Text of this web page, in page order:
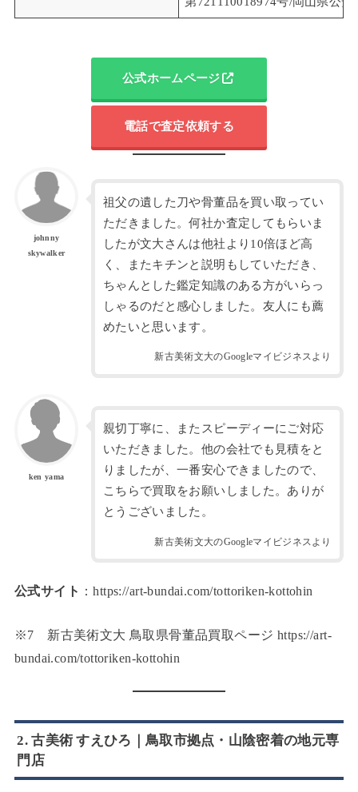
公式ホームページ
電話で査定依頼する
johnny
skywalker
祖父の遺した刀や骨董品を買い取ってい
ただきました。何社か査定してもらいま
したが文大さんは他社より10倍ほど高
く、またキチンと説明もしていただき、
ちゃんとした鑑定知識のある方がいらっ
しゃるのだと感心しました。友人にも薦
めたいと思います。
新古美術文大のGoogleマイビジネスより
ken yama
親切丁寧に、またスピーディーにご対応
いただきました。他の会社でも見積をと
りましたが、一番安心できましたので、
こちらで買取をお願いしました。ありが
とうございました。
新古美術文大のGoogleマイビジネスより
公式サイト ：https://art-bundai.com/tottoriken-kottohin
※7 新古美術文大 鳥取県骨董品買取ページ https://art-
bundai.com/tottoriken-kottohin
2. 古美術 すえひろ｜鳥取市拠点・山陰密着の地元専
門店